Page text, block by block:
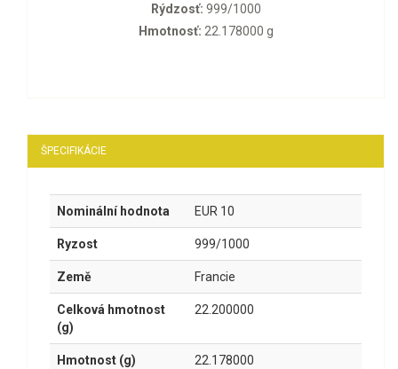
Rýdzosť: 999/1000
Hmotnosť: 22.178000 g
ŠPECIFIKÁCIE
Nominální hodnota EUR 10
Ryzost 999/1000
Země Francie
Celková hmotnost
(g)
22.200000
Hmotnost (g) 22.178000